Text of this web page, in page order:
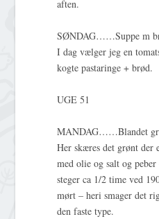
aften.
SØNDAG……Suppe m
I dag vælger jeg en
kogte pastaringe + brød.
UGE 51
MANDAG……Blandet
Her skæres det grønt der
med olie og salt og
steger ca 1/2 time ved
mørt – heri smager det
den faste type.